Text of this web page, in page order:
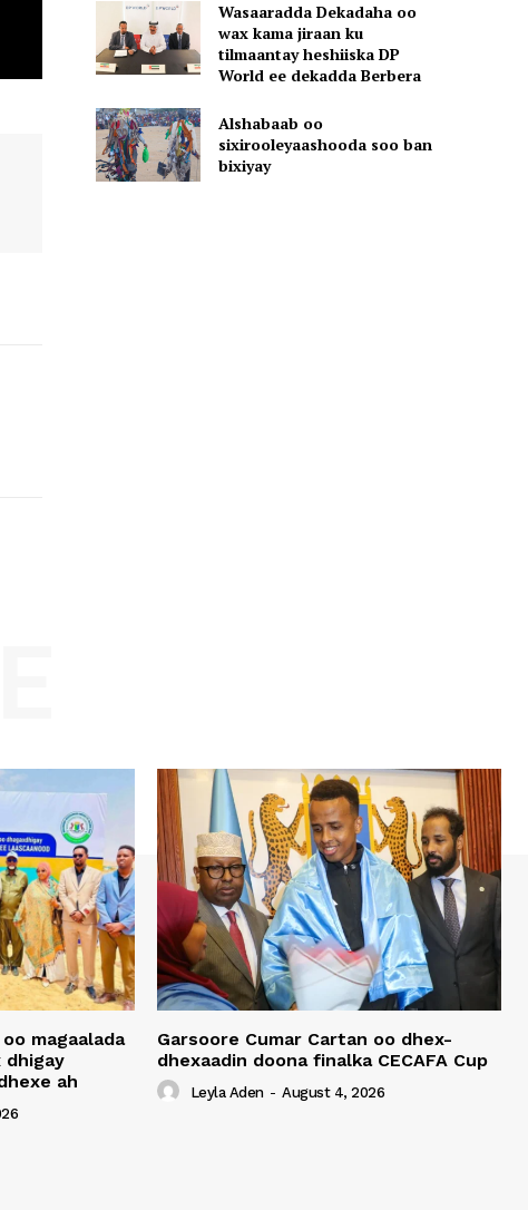
Wasaaradda Dekadaha oo
wax kama jiraan ku
tilmaantay heshiiska DP
World ee dekadda Berbera
Alshabaab oo
sixirooleyaashooda soo ban
bixiyay
magaalada
dhigay
ah
Garsoore Cumar Cartan oo dhex-
dhexaadin doona finalka CECAFA Cup
Leyla Aden - August 4, 2026